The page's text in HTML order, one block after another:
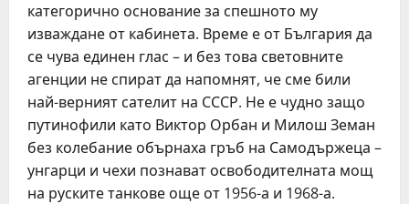
категорично основание за спешното му
изваждане от кабинета. Време е от България да
се чува единен глас – и без това световните
агенции не спират да напомнят, че сме били
най-верният сателит на СССР. Не е чудно защо
путинофили като Виктор Орбан и Милош Земан
без колебание обърнаха гръб на Самодържеца –
унгарци и чехи познават освободителната мощ
на руските танкове още от 1956-а и 1968-а.